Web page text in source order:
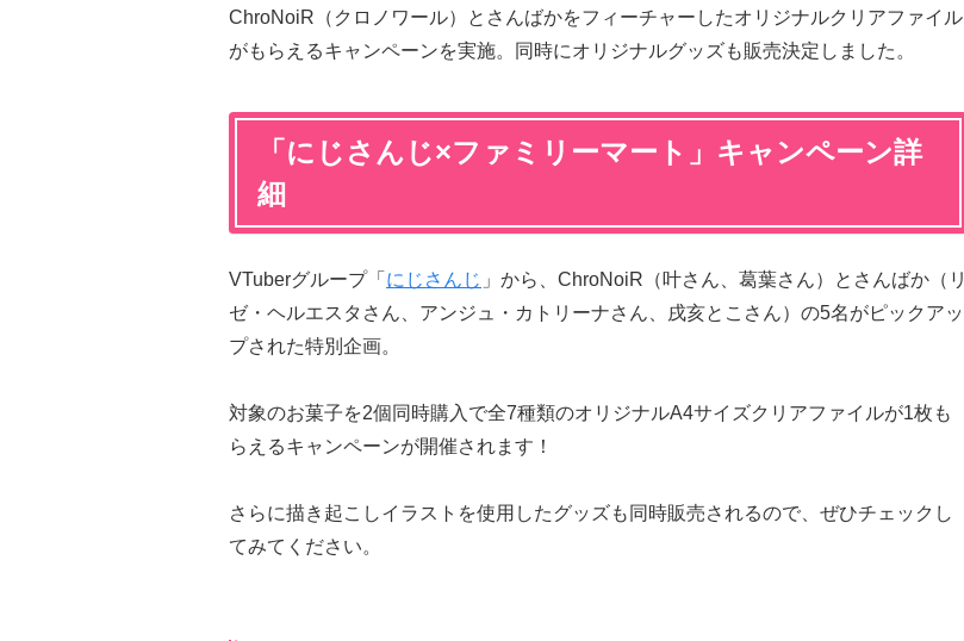
ChroNoiR（クロノワール）とさんばかをフィーチャーしたオリジナルクリアファイル
がもらえるキャンペーンを実施。同時にオリジナルグッズも販売決定しました。
「にじさんじ×ファミリーマート」キャンペーン詳
細
VTuberグループ「 にじさんじ 」から、ChroNoiR（叶さん、葛葉さん）とさんばか（リ
ゼ・ヘルエスタさん、アンジュ・カトリーナさん、戌亥とこさん）の5名がピックアッ
プされた特別企画。
対象のお菓子を2個同時購入で全7種類のオリジナルA4サイズクリアファイルが1枚も
らえるキャンペーンが開催されます！
さらに描き起こしイラストを使用したグッズも同時販売されるので、ぜひチェックし
てみてください。